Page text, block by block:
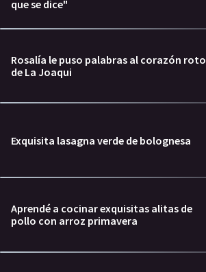
que se dice"
Rosalía le puso palabras al corazón roto
de La Joaqui
Exquisita lasagna verde de bolognesa
Aprendé a cocinar exquisitas alitas de
pollo con arroz primavera